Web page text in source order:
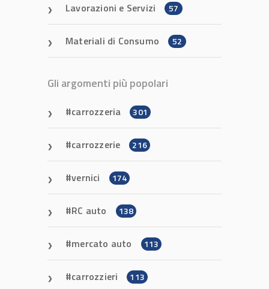
Lavorazioni e Servizi 57
Materiali di Consumo 52
Gli argomenti più popolari
carrozzeria 301
carrozzerie 216
vernici 174
RC auto 138
mercato auto 113
carrozzieri 113